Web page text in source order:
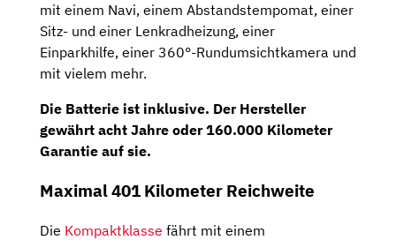
mit einem Navi, einem Abstandstempomat, einer
Sitz- und einer Lenkradheizung, einer
Einparkhilfe, einer 360°-Rundumsichtkamera und
mit vielem mehr.
Die Batterie ist inklusive. Der Hersteller
gewährt acht Jahre oder 160.000 Kilometer
Garantie auf sie.
Maximal 401 Kilometer Reichweite
Die Kompaktklasse fährt mit einem